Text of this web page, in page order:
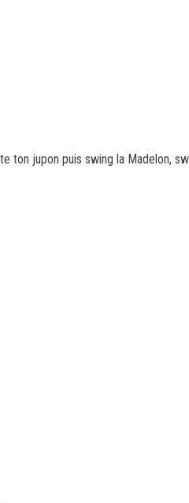
ton jupon puis swing la Madelon,